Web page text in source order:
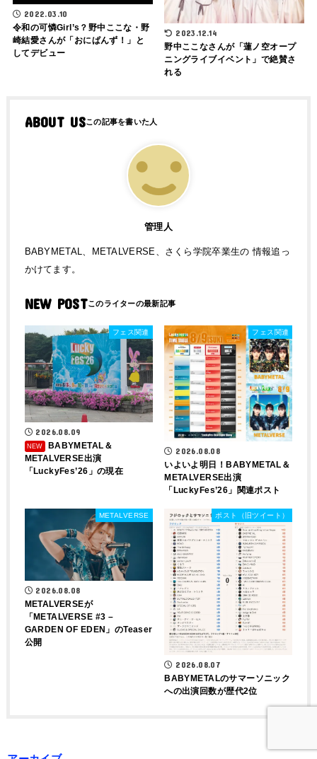
2022.03.10
令和の可憐Girl’s？野中ここな・野
崎結愛さんが「おにぱんず！」と
してデビュー
2023.12.14
野中ここなさんが「蓮ノ空オープ
ニングライブイベント」で絶賛さ
れる
ABOUT US
管理人
BABYMETAL、METALVERSE、さくら学院卒業生の 情報追っ
かけてます。
NEW POST
フェス関連
2026.08.09
BABYMETAL＆
METALVERSE出演
「LuckyFes’26」の現在
フェス関連
2026.08.08
いよいよ明日！BABYMETAL＆
METALVERSE出演
「LuckyFes’26」関連ポスト
METALVERSE
2026.08.08
METALVERSEが
「METALVERSE #3 –
GARDEN OF EDEN」のTeaser
公開
ポスト（旧ツイート）
2026.08.07
BABYMETALのサマーソニック
への出演回数が歴代2位